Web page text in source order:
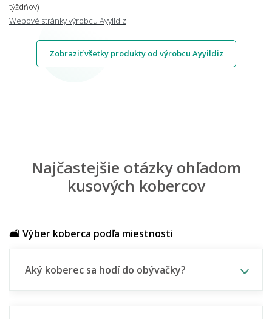
týždňov)
Webové stránky výrobcu Ayyildiz
Zobraziť všetky produkty od výrobcu Ayyildiz
Najčastejšie otázky ohľadom
kusových kobercov
🛋️ Výber koberca podľa miestnosti
Aký koberec sa hodí do obývačky?